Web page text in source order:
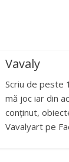
Vavaly
Scriu de peste
mă joc iar din
conținut,
Vavalyart pe